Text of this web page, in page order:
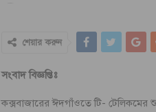
শেয়ার করুন
সংবাদ বিজ্ঞপ্তিঃ
কক্সবাজারের ঈদগাঁওতে টি- টেলিকমের